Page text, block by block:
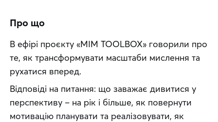
Про що
В ефірі проєкту «MIM TOOLBOX» говорили про
те, як трансформувати масштаби мислення та
рухатися вперед.
Відповіді на питання: що заважає дивитися у
перспективу – на рік і більше, як повернути
мотивацію планувати та реалізовувати, як